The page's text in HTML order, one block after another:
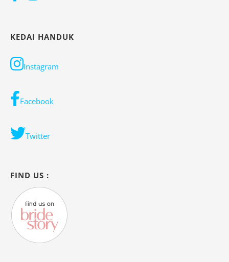
KEDAI HANDUK
Instagram
Facebook
Twitter
FIND US :